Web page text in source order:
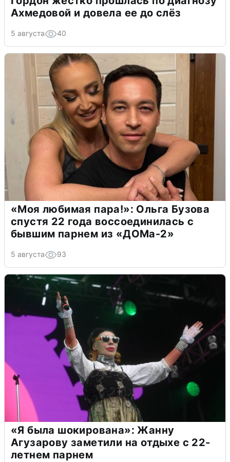
Ахмедовой и довела ее до слёз
5 августа 40
«Моя любимая пара!»: Ольга Бузова
спустя 22 года воссоединилась с
бывшим парнем из «ДОМа-2»
5 августа 93
«Я была шокирована»: Жанну
Агузарову заметили на отдыхе с 22-
летнем парнем